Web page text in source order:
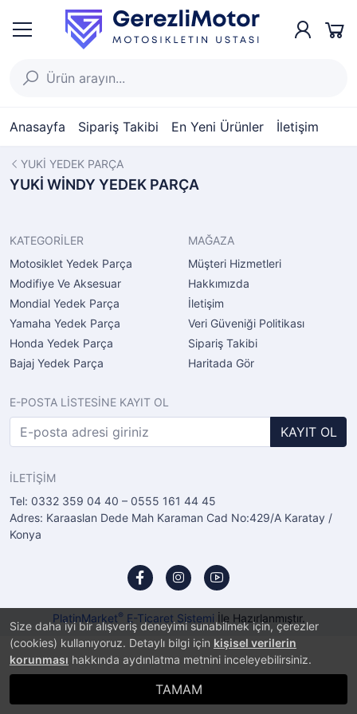
Anasayfa Sipariş Takibi En Yeni Ürünler İletişim
Size daha iyi bir alışveriş deneyimi sunabilmek için, çerezler
(cookies) kullanıyoruz. Detaylı bilgi için kişisel verilerin
korunması hakkında aydınlatma metnini inceleyebilirsiniz.
TAMAM
YUKİ YEDEK PARÇA
YUKİ WİNDY YEDEK PARÇA
KATEGORİLER
Motosiklet Yedek Parça
Modifiye Ve Aksesuar
Mondial Yedek Parça
Yamaha Yedek Parça
Honda Yedek Parça
Bajaj Yedek Parça
MAĞAZA
Müşteri Hizmetleri
Hakkımızda
İletişim
Veri Güveniği Politikası
Sipariş Takibi
Haritada Gör
E-POSTA LİSTESİNE KAYIT OL
KAYIT OL
İLETİŞİM
Tel: 0332 359 04 40 – 0555 161 44 45
Adres: Karaaslan Dede Mah Karaman Cad No:429/A Karatay /
Konya
PlatinMarket® E-Ticaret Sistemi İle Hazırlanmıştır.